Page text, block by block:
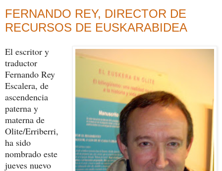
FERNANDO REY, DIRECTOR DE
RECURSOS DE EUSKARABIDEA
El escritor y
traductor
Fernando Rey
Escalera, de
ascendencia
paterna y
materna de
Olite/Erriberri,
ha sido
nombrado este
jueves nuevo